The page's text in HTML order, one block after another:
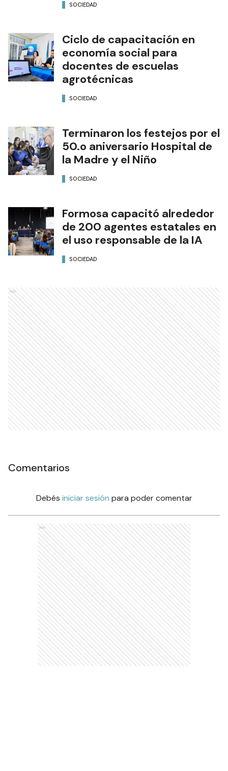
SOCIEDAD
Ciclo de capacitación en
economía social para
docentes de escuelas
agrotécnicas
SOCIEDAD
Terminaron los festejos por el
50.o aniversario Hospital de
la Madre y el Niño
SOCIEDAD
Formosa capacitó alrededor
de 200 agentes estatales en
el uso responsable de la IA
SOCIEDAD
Ads
Comentarios
Debés iniciar sesión para poder comentar
Ads